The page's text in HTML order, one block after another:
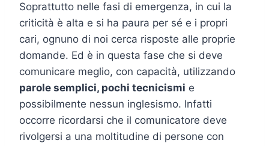
Soprattutto nelle fasi di emergenza, in cui la
criticità è alta e si ha paura per sé e i propri
cari, ognuno di noi cerca risposte alle proprie
domande. Ed è in questa fase che si deve
comunicare meglio, con capacità, utilizzando
parole semplici, pochi tecnicismi e
possibilmente nessun inglesismo. Infatti
occorre ricordarsi che il comunicatore deve
rivolgersi a una moltitudine di persone con